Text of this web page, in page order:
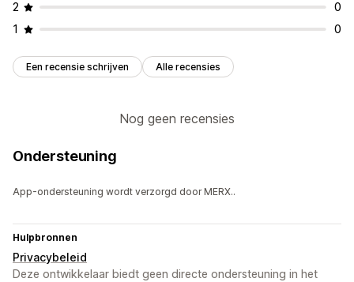
2
0
1
0
Een recensie schrijven Alle recensies
Nog geen recensies
Ondersteuning
App-ondersteuning wordt verzorgd door MERX..
Hulpbronnen
Privacybeleid
Deze ontwikkelaar biedt geen directe ondersteuning in het